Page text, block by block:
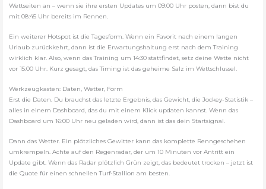
Wettseiten an – wenn sie ihre ersten Updates um 09:00 Uhr posten, dann bist du
mit 08:45 Uhr bereits im Rennen.
Ein weiterer Hotspot ist die Tagesform. Wenn ein Favorit nach einem langen
Urlaub zurückkehrt, dann ist die Erwartungshaltung erst nach dem Training
wirklich klar. Also, wenn das Training um 14:30 stattfindet, setz deine Wette nicht
vor 15:00 Uhr. Kurz gesagt, das Timing ist das geheime Salz im Wettschlussel.
Werkzeugkasten: Daten, Wetter, Form
Erst die Daten. Du brauchst das letzte Ergebnis, das Gewicht, die Jockey-Statistik –
alles in einem Dashboard, das du mit einem Klick updaten kannst. Wenn das
Dashboard um 16:00 Uhr neu geladen wird, dann ist das dein Startsignal.
Dann das Wetter. Ein plötzliches Gewitter kann das komplette Renngeschehen
umkrempeln. Achte auf den Regenradar, der um 10 Minuten vor Antritt ein
Update gibt. Wenn das Radar plötzlich Grün zeigt, das bedeutet trocken – jetzt ist
die Quote für einen schnellen Turf‑Stallion am besten.